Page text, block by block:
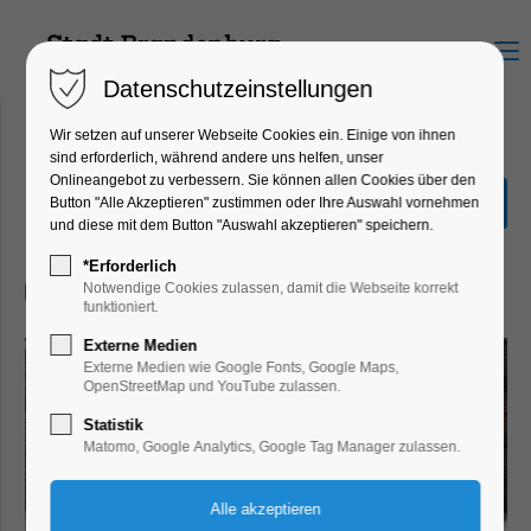
Menu
Entdecker-Tour
Führung, Themenführung
02.09.2026, 10:30–11:30
Datenschutzeinstellungen
Wir setzen auf unserer Webseite Cookies ein. Einige von ihnen
sind erforderlich, während andere uns helfen, unser
Onlineangebot zu verbessern. Sie können allen Cookies über den
Button "Alle Akzeptieren" zustimmen oder Ihre Auswahl vornehmen
und diese mit dem Button "Auswahl akzeptieren" speichern.
*Erforderlich
Notwendige Cookies zulassen, damit die Webseite korrekt
funktioniert.
Externe Medien
Externe Medien wie Google Fonts, Google Maps,
OpenStreetMap und YouTube zulassen.
Statistik
Matomo, Google Analytics, Google Tag Manager zulassen.